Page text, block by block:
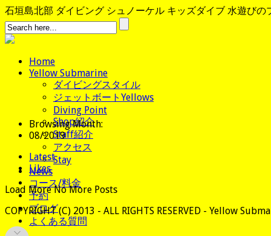
石垣島北部 ダイビング シュノーケル キッズダイブ 水遊び
Home
Yellow Submarine
ダイビングスタイル
ジェットボートYellows
Diving Point
Shop紹介
Staff紹介
アクセス
Stay
News
コース/料金
予約
ブログ
よくある質問
Browsing Month:
08/2019
Latest
Likes
Load More No More Posts
COPYRIGHT (C) 2013 - ALL RIGHTS RESERVED - Yellow